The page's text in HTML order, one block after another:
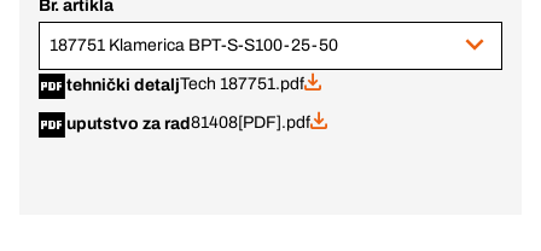
Br. artikla
187751 Klamerica BPT-S-S100-25-50
tehnički detaljTech 187751.pdf
uputstvo za rad 81408[PDF].pdf